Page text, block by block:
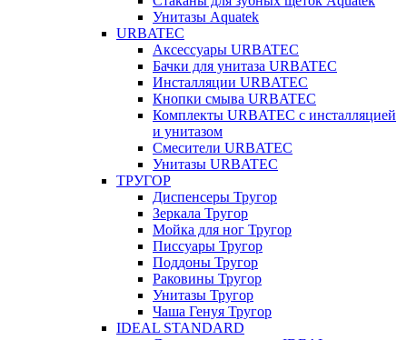
Унитазы Aquatek
URBATEC
Аксессуары URBATEC
Бачки для унитаза URBATEC
Инсталляции URBATEC
Кнопки смыва URBATEC
Комплекты URBATEC с инсталляцией
и унитазом
Смесители URBATEC
Унитазы URBATEC
ТРУГОР
Диспенсеры Тругор
Зеркала Тругор
Мойка для ног Тругор
Писсуары Тругор
Поддоны Тругор
Раковины Тругор
Унитазы Тругор
Чаша Генуя Тругор
IDEAL STANDARD